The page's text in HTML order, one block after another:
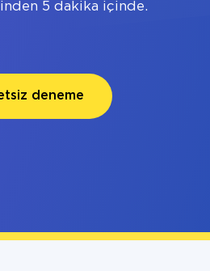
5 dakika içinde.
deneme